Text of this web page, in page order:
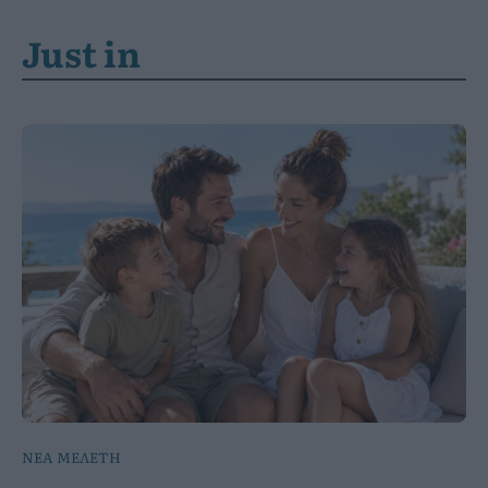
Just in
ΝΕΑ ΜΕΛΕΤΗ